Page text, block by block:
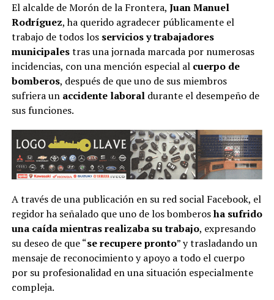
El alcalde de Morón de la Frontera, Juan Manuel
Rodríguez, ha querido agradecer públicamente el
trabajo de todos los servicios y trabajadores
municipalestras una jornada marcada por numerosas
incidencias, con una mención especial al cuerpo de
bomberos, después de que uno de sus miembros
sufriera un accidente laboraldurante el desempeño de
sus funciones.
A través de una publicación en su red social Facebook, el
regidor ha señalado que uno de los bomberosha sufrido
una caída mientras realizaba su trabajo, expresando
su deseo de que “se recupere pronto” y trasladando un
mensaje de reconocimiento y apoyo a todo el cuerpo
por su profesionalidad en una situación especialmente
compleja.